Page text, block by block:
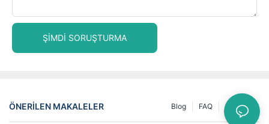
ŞIMDI SORUŞTURMA
ÖNERILEN MAKALELER Haberler
FAQ
Blog